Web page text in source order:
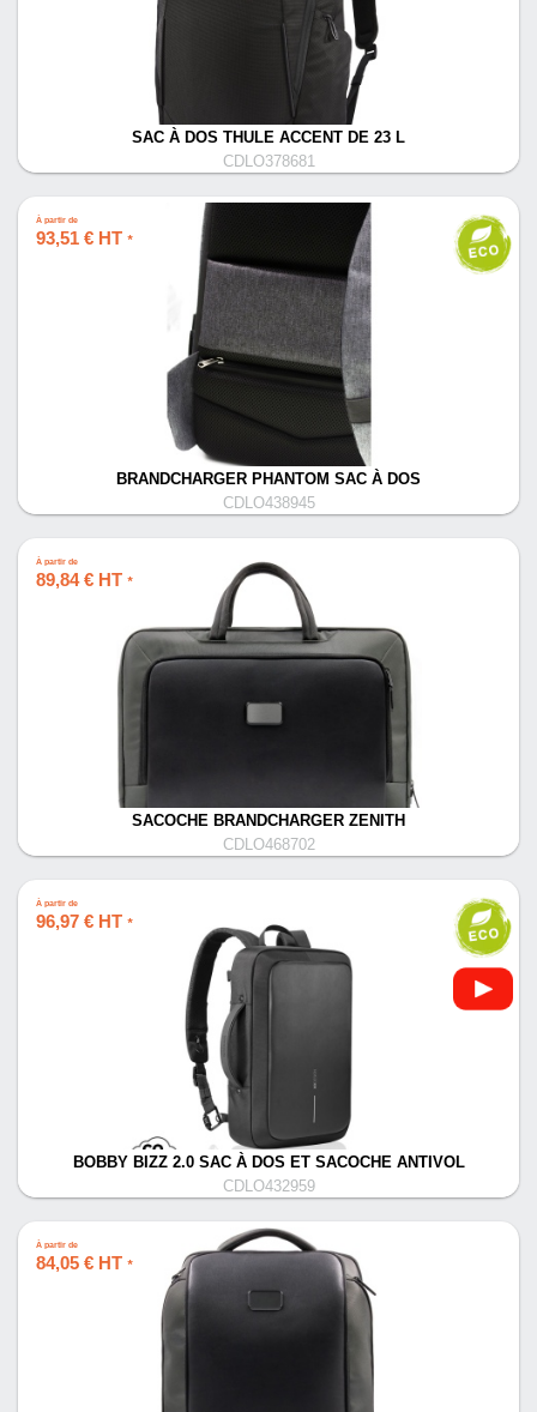
SAC À DOS THULE ACCENT DE 23 L
CDLO378681
À partir de
93,51 € HT *
BRANDCHARGER PHANTOM SAC À DOS
CDLO438945
À partir de
89,84 € HT *
SACOCHE BRANDCHARGER ZENITH
CDLO468702
À partir de
96,97 € HT *
BOBBY BIZZ 2.0 SAC À DOS ET SACOCHE ANTIVOL
CDLO432959
À partir de
84,05 € HT *